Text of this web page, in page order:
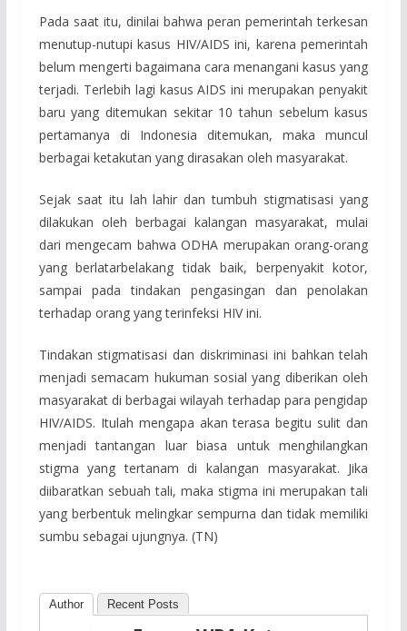
Pada saat itu, dinilai bahwa peran pemerintah terkesan
menutup-nutupi kasus HIV/AIDS ini, karena pemerintah
belum mengerti bagaimana cara menangani kasus yang
terjadi. Terlebih lagi kasus AIDS ini merupakan penyakit
baru yang ditemukan sekitar 10 tahun sebelum kasus
pertamanya di Indonesia ditemukan, maka muncul
berbagai ketakutan yang dirasakan oleh masyarakat.
Sejak saat itu lah lahir dan tumbuh stigmatisasi yang
dilakukan oleh berbagai kalangan masyarakat, mulai
dari mengecam bahwa ODHA merupakan orang-orang
yang berlatarbelakang tidak baik, berpenyakit kotor,
sampai pada tindakan pengasingan dan penolakan
terhadap orang yang terinfeksi HIV ini.
Tindakan stigmatisasi dan diskriminasi ini bahkan telah
menjadi semacam hukuman sosial yang diberikan oleh
masyarakat di berbagai wilayah terhadap para pengidap
HIV/AIDS. Itulah mengapa akan terasa begitu sulit dan
menjadi tantangan luar biasa untuk menghilangkan
stigma yang tertanam di kalangan masyarakat. Jika
diibaratkan sebuah tali, maka stigma ini merupakan tali
yang berbentuk melingkar sempurna dan tidak memiliki
sumbu sebagai ujungnya. (TN)
Author Recent Posts